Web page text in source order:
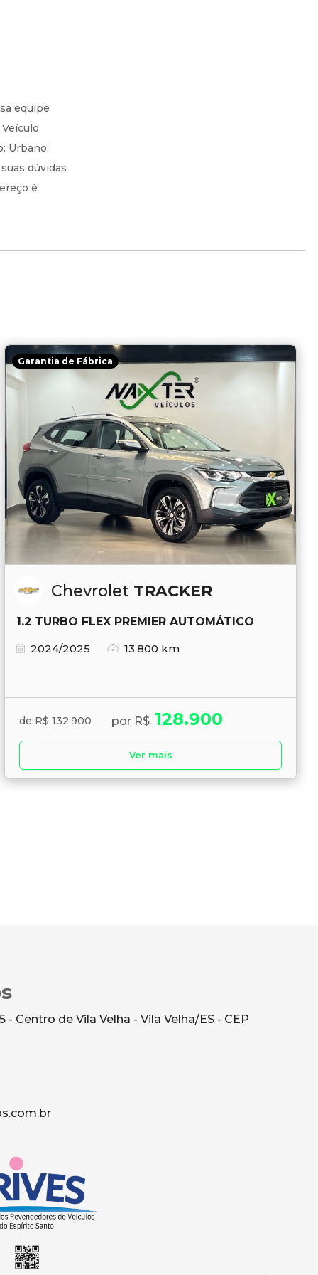
equipe
Urbano:
dúvidas
é
Garantia de Fábrica
Chevrolet TRACKER
1.2 TURBO FLEX PREMIER AUTOMÁTICO
2024/2025
13.800 km
de R$ 132.900 por R$ 128.900
Ver mais
Centro de Vila Velha - Vila Velha/ES - CEP